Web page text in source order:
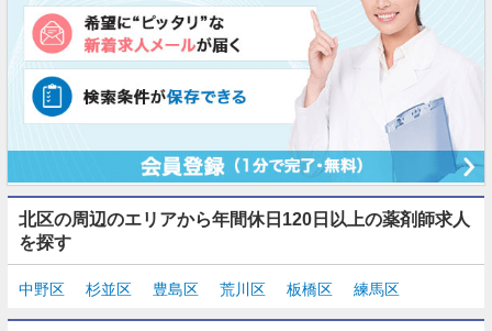
北区の周辺のエリアから年間休日120日以上の薬剤師求人
を探す
中野区 杉並区 豊島区 荒川区 板橋区 練馬区